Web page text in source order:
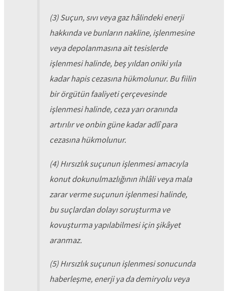
(3) Suçun, sıvı veya gaz hâlindeki enerji
hakkında ve bunların nakline, işlenmesine
veya depolanmasına ait tesislerde
işlenmesi halinde, beş yıldan oniki yıla
kadar hapis cezasına hükmolunur. Bu fiilin
bir örgütün faaliyeti çerçevesinde
işlenmesi halinde, ceza yarı oranında
artırılır ve onbin güne kadar adlî para
cezasına hükmolunur.
(4) Hırsızlık suçunun işlenmesi amacıyla
konut dokunulmazlığının ihlâli veya mala
zarar verme suçunun işlenmesi halinde,
bu suçlardan dolayı soruşturma ve
kovuşturma yapılabilmesi için şikâyet
aranmaz.
(5) Hırsızlık suçunun işlenmesi sonucunda
haberleşme, enerji ya da demiryolu veya